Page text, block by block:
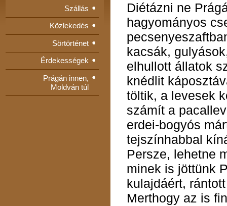
Szállás
Közlekedés
Sörtörténet
Érdekességek
Prágán innen,
Moldván túl
Diétázni ne
hagyományos
kacsák,
elhullott állatok
knédlit
töltik, a levesek
számít a
erdei-bogyós
tejszínhabbal
Persze, lehetne
minek is jöttünk
kulajdáért,
Merthogy az is